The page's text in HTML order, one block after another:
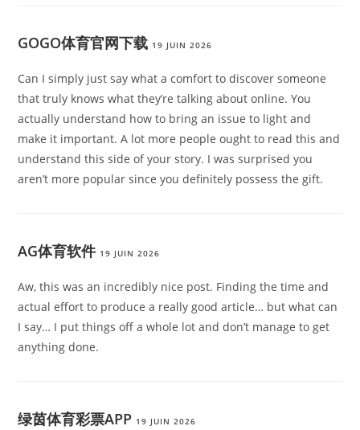
GOGO体育官网下载 19 JUIN 2026
Can I simply just say what a comfort to discover someone
that truly knows what they’re talking about online. You
actually understand how to bring an issue to light and
make it important. A lot more people ought to read this and
understand this side of your story. I was surprised you
aren’t more popular since you definitely possess the gift.
AG体育软件 19 JUIN 2026
Aw, this was an incredibly nice post. Finding the time and
actual effort to produce a really good article… but what can
I say… I put things off a whole lot and don’t manage to get
anything done.
绿茵体育彩票APP 19 JUIN 2026